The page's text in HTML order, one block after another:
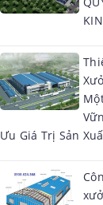
Ưu Giá Trị Sản